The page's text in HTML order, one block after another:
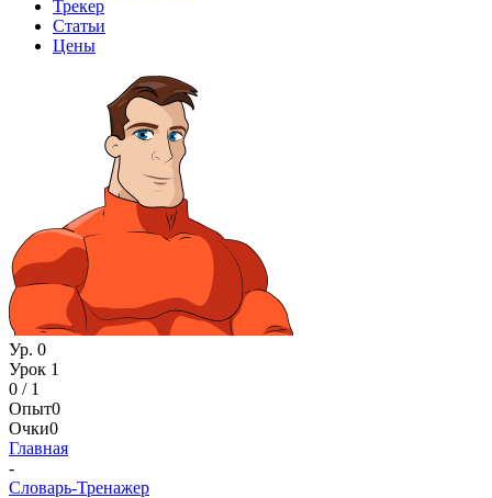
Трекер
Статьи
Цены
Ур. 0
Урок 1
0 / 1
Опыт0
Очки0
Главная
-
Словарь-Тренажер